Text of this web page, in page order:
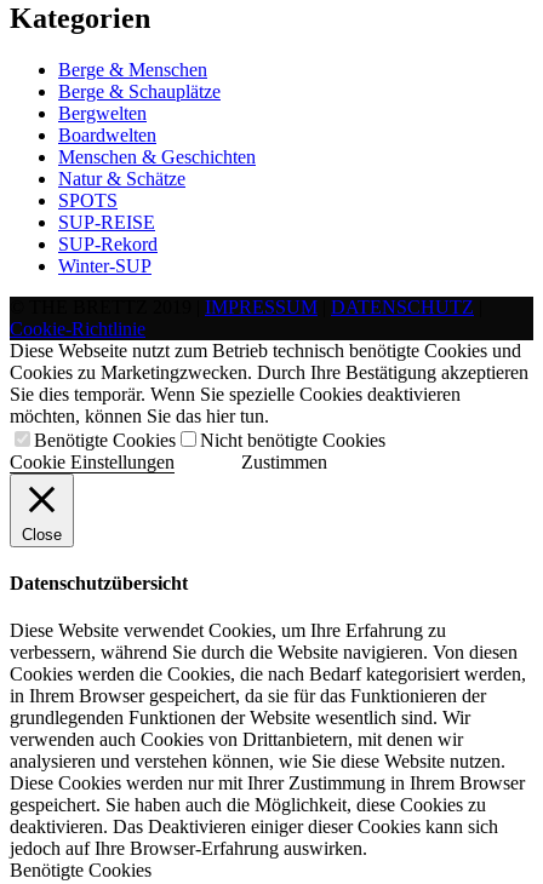
Kategorien
Berge & Menschen
Berge & Schauplätze
Bergwelten
Boardwelten
Menschen & Geschichten
Natur & Schätze
SPOTS
SUP-REISE
SUP-Rekord
Winter-SUP
IMPRESSUM DATENSCHUTZ
Cookie-Richtlinie
Diese Webseite nutzt zum Betrieb technisch benötigte Cookies und
Cookies zu Marketingzwecken. Durch Ihre Bestätigung akzeptieren
Sie dies temporär. Wenn Sie spezielle Cookies deaktivieren
möchten, können Sie das hier tun.
Benötigte Cookies
Nicht benötigte Cookies
Cookie Einstellungen
Zustimmen
Close
Datenschutzübersicht
Diese Website verwendet Cookies, um Ihre Erfahrung zu
verbessern, während Sie durch die Website navigieren. Von diesen
Cookies werden die Cookies, die nach Bedarf kategorisiert werden,
in Ihrem Browser gespeichert, da sie für das Funktionieren der
grundlegenden Funktionen der Website wesentlich sind. Wir
verwenden auch Cookies von Drittanbietern, mit denen wir
analysieren und verstehen können, wie Sie diese Website nutzen.
Diese Cookies werden nur mit Ihrer Zustimmung in Ihrem Browser
gespeichert. Sie haben auch die Möglichkeit, diese Cookies zu
deaktivieren. Das Deaktivieren einiger dieser Cookies kann sich
jedoch auf Ihre Browser-Erfahrung auswirken.
Benötigte Cookies